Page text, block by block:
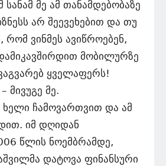
მე ამ თანამდებობაზე
არ შეევეხებით და თუ
რომ ვინმეს ავიწროებენ,
მობილურზე
ყველაფერს!
მივუგე მე.
ხელი ჩამოვართვით და ამ
იმ დღიდან
წლის ნოემბრამდე,
დატოვა ფინანსური